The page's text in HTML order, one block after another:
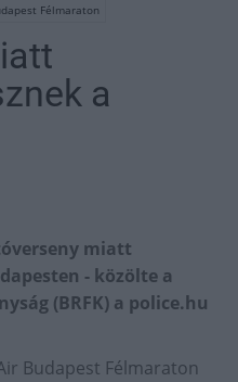
Félmaraton
a
miatt
- közölte a
(BRFK) a police.hu
Budapest Félmaraton